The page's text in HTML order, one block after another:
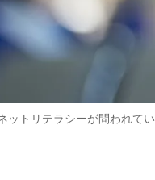
ットリテラシーが問われてい